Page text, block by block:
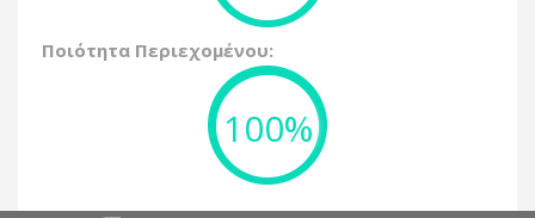
Ποιότητα Περιεχομένου:
100%